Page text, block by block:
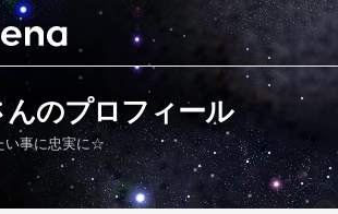
んのプロフィール
い事に忠実に☆